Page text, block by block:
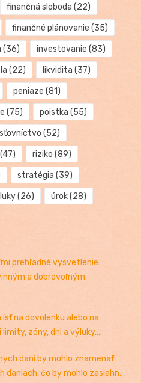
finančná sloboda (22)
finančné plánovanie (35)
(36) investovanie (83)
(22) likvidita (37)
peniaze (81)
(75) poistka (55)
(52)
riziko (89)
stratégia (39)
(26) úrok(28)
prehľadné vysvetlenie
a dobrovoľným
na dovolenku alebo na
zóny, dni a výluky....
daní by mohlo znamenať
čo by mohlo zasiahn...